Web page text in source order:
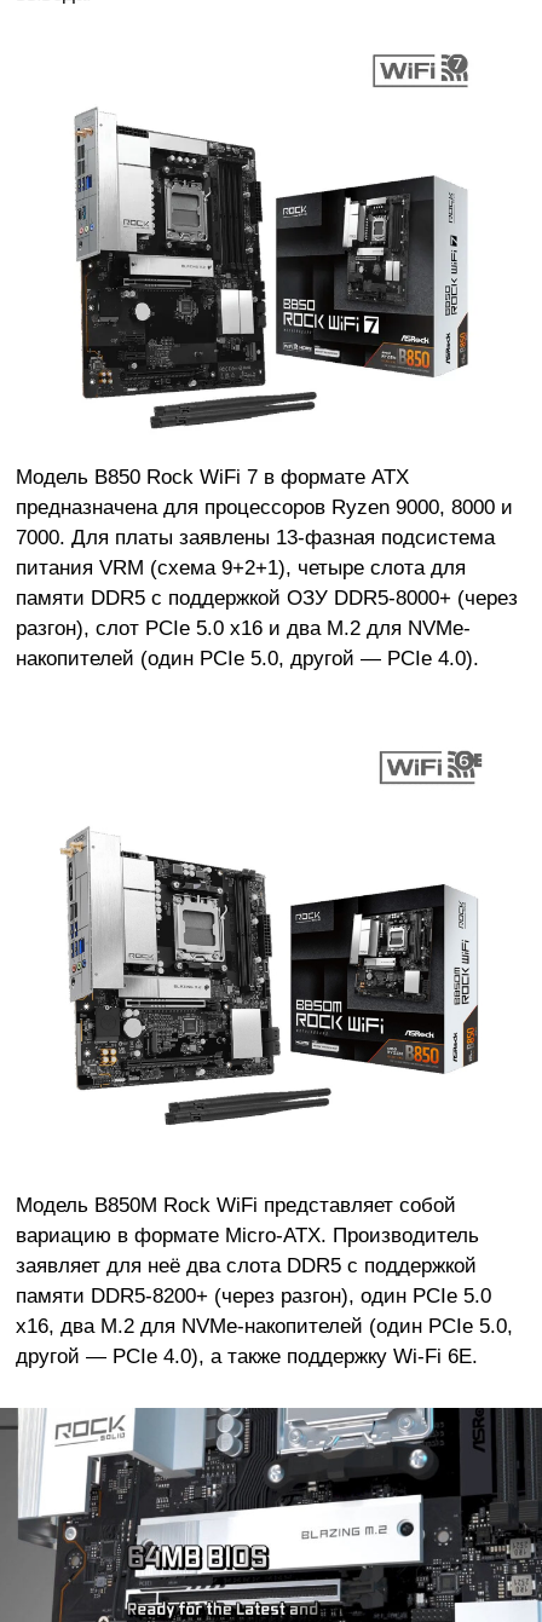
Модель B850 Rock WiFi 7 в формате ATX
предназначена для процессоров Ryzen 9000, 8000 и
7000. Для платы заявлены 13-фазная подсистема
питания VRM (схема 9+2+1), четыре слота для
памяти DDR5 с поддержкой ОЗУ DDR5-8000+ (через
разгон), слот PCIe 5.0 x16 и два M.2 для NVMe-
накопителей (один PCIe 5.0, другой — PCIe 4.0).
Модель B850M Rock WiFi представляет собой
вариацию в формате Micro-ATX. Производитель
заявляет для неё два слота DDR5 с поддержкой
памяти DDR5-8200+ (через разгон), один PCIe 5.0
x16, два M.2 для NVMe-накопителей (один PCIe 5.0,
другой — PCIe 4.0), а также поддержку Wi-Fi 6E.